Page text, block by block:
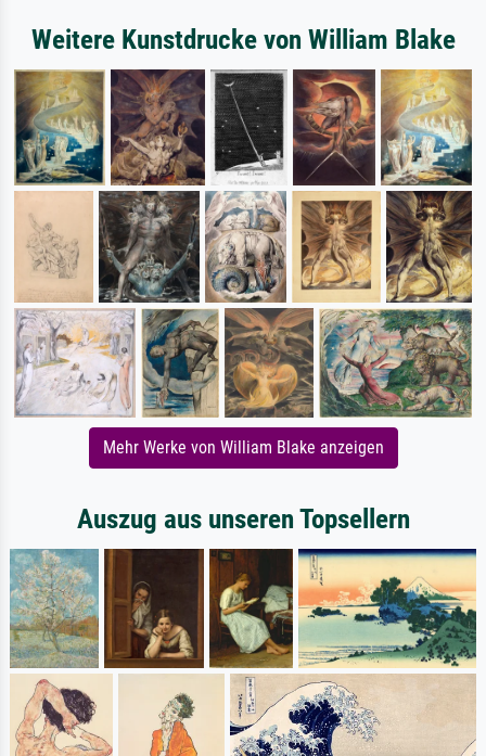
Weitere Kunstdrucke von William Blake
Mehr Werke von William Blake anzeigen
Auszug aus unseren Topsellern